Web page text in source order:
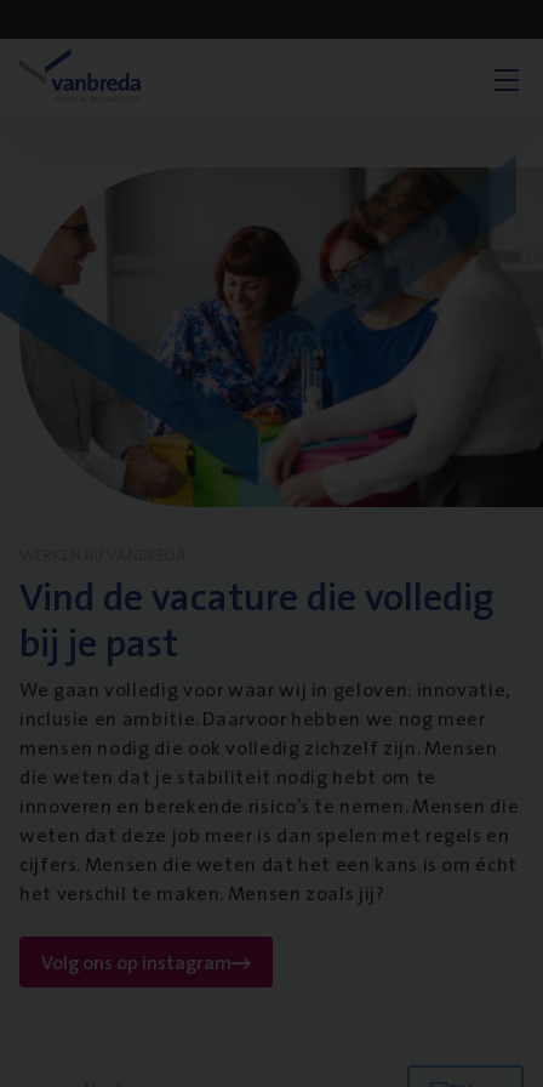
Vind de vacature die volledig
bij je past
We gaan volledig voor waar wij in geloven: innovatie,
inclusie en ambitie. Daarvoor hebben we nog meer
mensen nodig die ook volledig zichzelf zijn. Mensen
die weten dat je stabiliteit nodig hebt om te
innoveren en berekende risico’s te nemen. Mensen die
weten dat deze job meer is dan spelen met regels en
cijfers. Mensen die weten dat het een kans is om écht
het verschil te maken. Mensen zoals jij?
Volg ons op instagram